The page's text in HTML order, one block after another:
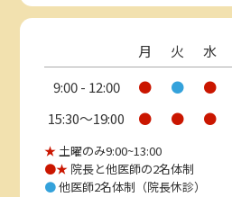
月 火 水
9:00 - 12:00
● ● ●
15:30〜19:00
● ● ●
★土曜のみ9:00~13:00
●★ 院長と他医師の2名体制
●他医師2名体制（院長休診）